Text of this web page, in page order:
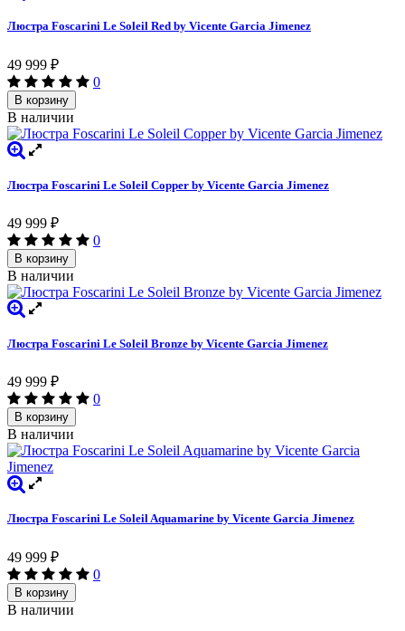
Люстра Foscarini Le Soleil Red by Vicente Garcia Jimenez
49 999 ₽
0
В корзину
В наличии
Люстра Foscarini Le Soleil Copper by Vicente Garcia Jimenez
49 999 ₽
0
В корзину
В наличии
Люстра Foscarini Le Soleil Bronze by Vicente Garcia Jimenez
49 999 ₽
0
В корзину
В наличии
Люстра Foscarini Le Soleil Aquamarine by Vicente Garcia Jimenez
49 999 ₽
0
В корзину
В наличии